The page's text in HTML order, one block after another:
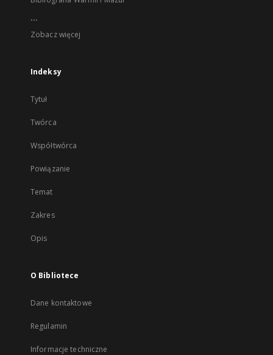
...
Zobacz więcej
Indeksy
Tytuł
Twórca
Współtwórca
Powiązanie
Temat
Zakres
Opis
O Bibliotece
Dane kontaktowe
Regulamin
Informacje techniczne